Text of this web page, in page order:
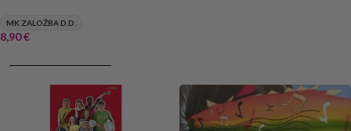
MK ZALOŽBA D.D.
8,90€